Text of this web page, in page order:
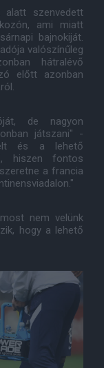
szenvedett
ami miatt
bajnokiját.
valószínűleg
hátralévő
előtt azonban
de nagyon
játszani" -
és a lehető
hiszen fontos
a francia
nem velünk
hogy a lehető